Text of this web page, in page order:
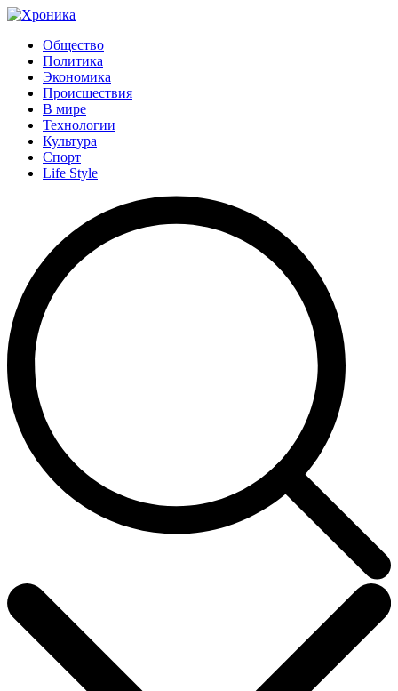
Общество
Политика
Экономика
Происшествия
В мире
Технологии
Культура
Спорт
Life Style